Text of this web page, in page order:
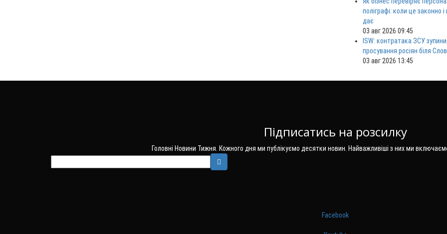
поліграфі: коли це законно
дає
03 авг 2026 09:45
ISW: контратака ЗСУ
просування росіян біля
03 авг 2026 13:45
Підписатись на розсилку
Головні Новини Тижня. Кожного дня ми публікуємо десятки новин. Найважливіші з них ми
Facebook